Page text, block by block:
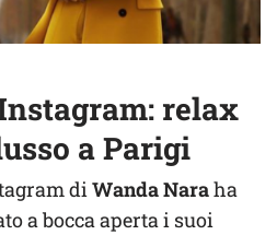
relax
a Parigi
diWanda Naraha
a bocca aperta i suoi